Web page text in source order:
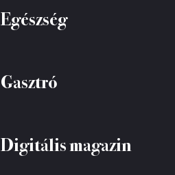
Egészség
Gasztró
Digitális magazin